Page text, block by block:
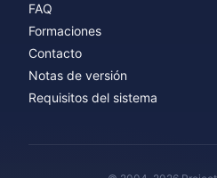
FAQ
Formaciones
Contacto
Notas de versión
Requisitos del sistema